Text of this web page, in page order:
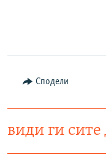
Сподели
види ги